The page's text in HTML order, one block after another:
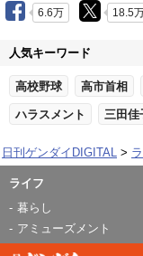
6.6万 18.5
人気キーワード
高校野球 高市首相
ハラスメント 三田佳
日刊ゲンダイDIGITAL
ライフ
暮らし
アミューズメント